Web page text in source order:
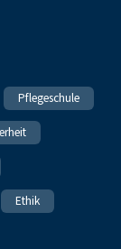
Pflegeschule
Ethik